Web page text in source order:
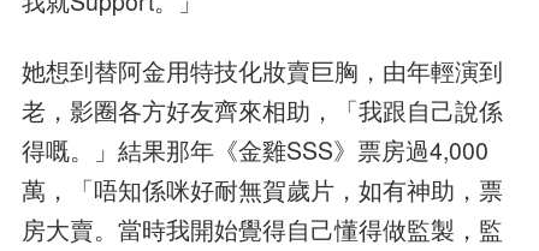
她想到替阿金用特技化妝賣巨胸，由年輕演到
老，影圈各方好友齊來相助，「我跟自己說係
得嘅。」結果那年《金雞SSS》票房過4,000
萬，「唔知係咪好耐無賀歲片，如有神助，票
房大賣。當時我開始覺得自己懂得做監製，監